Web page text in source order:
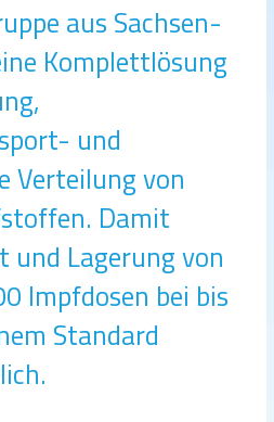
aus Sachsen-
Komplettlösung
und
Verteilung von
Damit
und Lagerung von
Impfdosen bei bis
Standard